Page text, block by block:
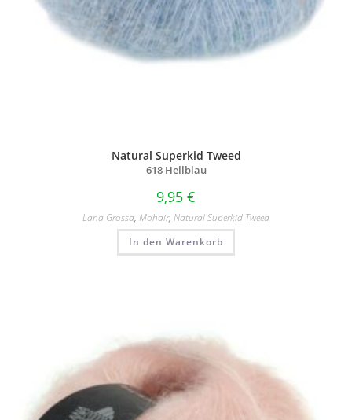
Natural Superkid Tweed
618 Hellblau
9,95 €
Lana Grossa, Mohair, Natural Superkid Tweed
In den Warenkorb